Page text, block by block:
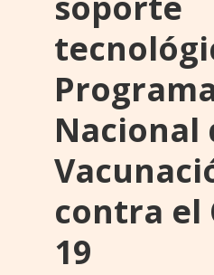
Nacional
contra el
19